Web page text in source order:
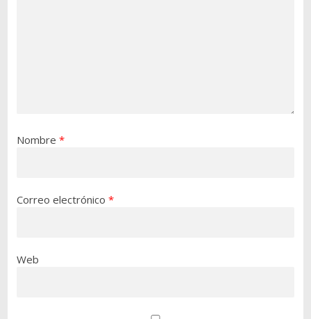
Nombre *
Correo electrónico *
Web